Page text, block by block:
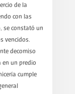
de la
con las
se constató un
vencidos.
decomiso
en un predio
cumple